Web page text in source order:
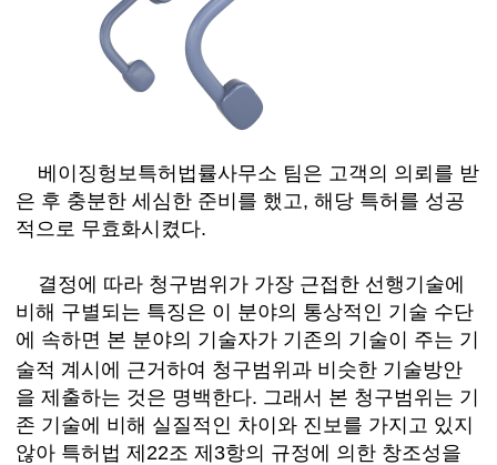
베이징헝보특허법률사무소 팀은 고객의 의뢰를 받
은 후 충분한 세심한 준비를 했고, 해당 특허를 성공
적으로 무효화시켰다.
결정에 따라 청구범위가 가장 근접한 선행기술에
비해 구별되는 특징은 이 분야의 통상적인 기술 수단
에
속하면 본 분야의 기술자가 기존의 기술이 주는 기
술적 계시에 근거하여 청구범위 과 비슷한 기술방안
을 제출하는 것은 명백한다. 그래서 본 청구범위는 기
존 기술에 비해 실질적인 차이와 진보를 가지고 있지
않아 특허법 제22조 제3항의 규정에 의한 창조성을